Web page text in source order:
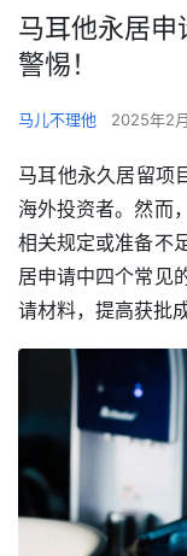
马耳他永居申
警惕！
马儿不理他 2025年2
马耳他永久居留项
海外投资者。然而
相关规定或准备不
居申请中四个常见
请材料，提高获批